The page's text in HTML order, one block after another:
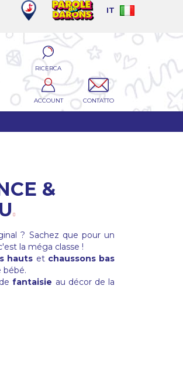
IT
RICERCA
ACCOUNT CONTATTO
&
? Sachez que pour un
la méga classe !
hauts et chaussons bas
bébé.
defantaisie au décor de la